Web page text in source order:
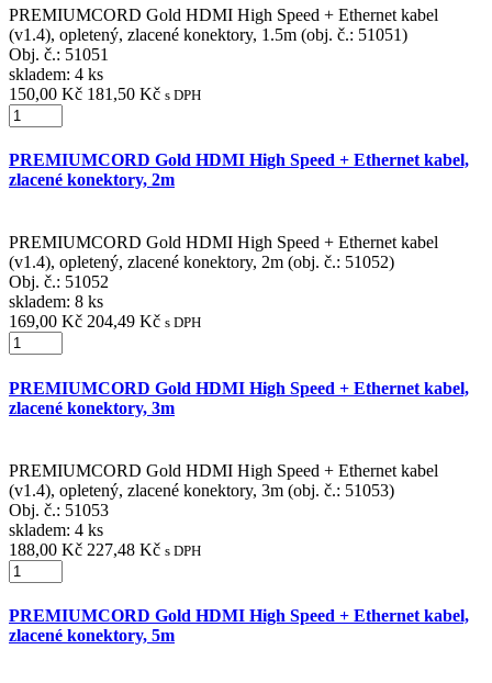
PREMIUMCORD Gold HDMI High Speed + Ethernet kabel
(v1.4), opletený, zlacené konektory, 1.5m (obj. č.: 51051)
Obj. č.: 51051
skladem: 4 ks
150,00 Kč 181,50 Kč s DPH
PREMIUMCORD Gold HDMI High Speed + Ethernet kabel,
zlacené konektory, 2m
PREMIUMCORD Gold HDMI High Speed + Ethernet kabel
(v1.4), opletený, zlacené konektory, 2m (obj. č.: 51052)
Obj. č.: 51052
skladem: 8 ks
169,00 Kč 204,49 Kč s DPH
PREMIUMCORD Gold HDMI High Speed + Ethernet kabel,
zlacené konektory, 3m
PREMIUMCORD Gold HDMI High Speed + Ethernet kabel
(v1.4), opletený, zlacené konektory, 3m (obj. č.: 51053)
Obj. č.: 51053
skladem: 4 ks
188,00 Kč 227,48 Kč s DPH
PREMIUMCORD Gold HDMI High Speed + Ethernet kabel,
zlacené konektory, 5m